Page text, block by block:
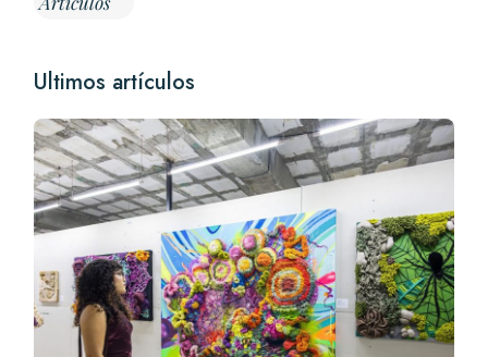
Ultimos artículos